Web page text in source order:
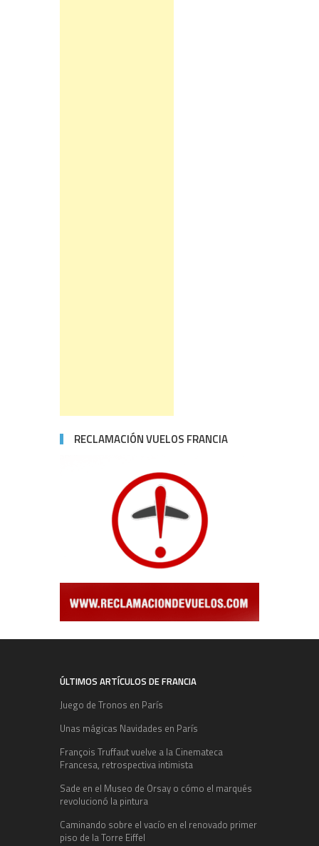
RECLAMACIÓN VUELOS FRANCIA
ÚLTIMOS ARTÍCULOS DE FRANCIA
Juego de Tronos en París
Unas mágicas Navidades en París
François Truffaut vuelve a la Cinemateca
Francesa, retrospectiva intimista
Sade en el Museo de Orsay o cómo el marqués
revolucionó la pintura
Caminando sobre el vacío en el renovado primer
piso de la Torre Eiffel